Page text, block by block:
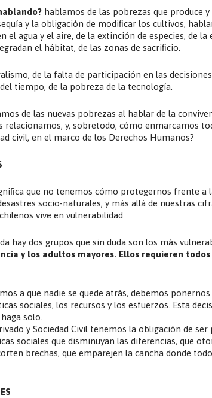
hablamos de las pobrezas que produce
y la obligación de modiﬁcar los cultivos,
el agua y el aire, de la extinción de especies, de la
el hábitat, de las zonas de sacriﬁcio.
de la falta de participación en las
tiempo, de la pobreza de la tecnología.
de las nuevas pobrezas al hablar de la
y, sobretodo, cómo enmarcamos
civil, en el marco de los Derechos Humanos?
que no tenemos cómo protegernos frente a
socio-naturales, y más allá de nuestras
vive en vulnerabilidad.
hay dos grupos que sin duda son los más
y los adultos mayores. Ellos requieren
a que nadie se quede atrás, debemos
sociales, los recursos y los esfuerzos. Esta
solo.
y Sociedad Civil tenemos la obligación de ser
sociales que disminuyan las diferencias, que
brechas, que emparejen la cancha donde